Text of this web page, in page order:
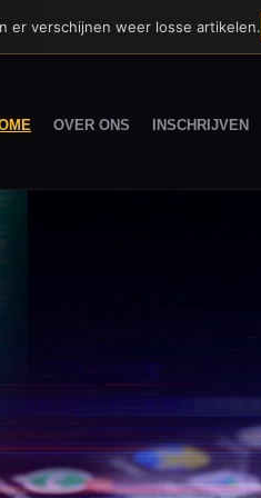
OVER ONS INSCHRIJVEN
er verschijnen weer losse artikelen.